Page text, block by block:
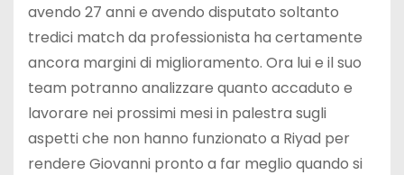
avendo 27 anni e avendo disputato soltanto
tredici match da professionista ha certamente
ancora margini di miglioramento. Ora lui e il suo
team potranno analizzare quanto accaduto e
lavorare nei prossimi mesi in palestra sugli
aspetti che non hanno funzionato a Riyad per
rendere Giovanni pronto a far meglio quando si